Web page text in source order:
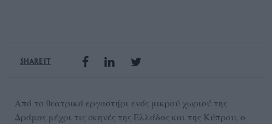
SHARE IT
Από το θεατρικό εργαστήρι ενός μικρού χωριού της
Δράμας μέχρι τις σκηνές της Ελλάδας και της Κύπρου, ο